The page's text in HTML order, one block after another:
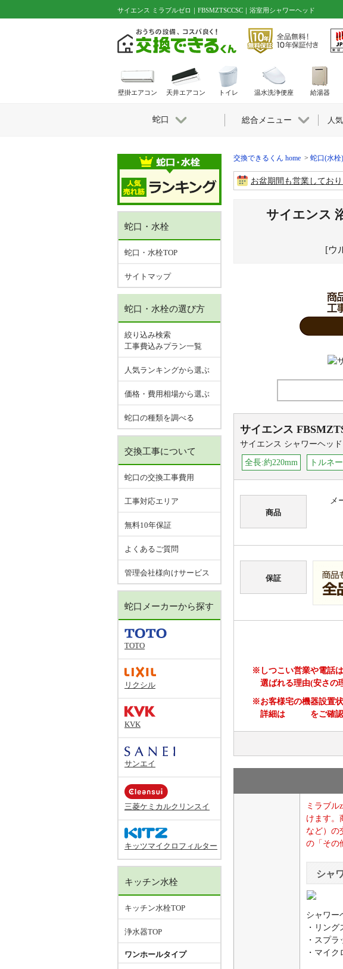
サイエンス ミラブルゼロ｜FBSMZTSCCSC｜浴室用シャワーヘッド
交換できるくん home 蛇口(水栓)
お盆期間も営業してお
サイエンス
[ウ
サイエンス
サイエンス シャワーヘッ
全長:約220mm トルネ
商品
メ
保証
※しつこい営業や電話
選ばれる理由(安さの
※お客様宅の機器設置
詳細は
をご確
ミラブル
けます。
など）の
の「その
シャ
シャワー
・リング
・スプ
・マイ
蛇口・水栓
蛇口・水栓TOP
サイトマップ
蛇口・水栓の選び方
絞り込み検索
工事費込みプラン一覧
人気ランキングから選ぶ
価格・費用相場から選ぶ
蛇口の種類を調べる
交換工事について
蛇口の交換工事費用
工事対応エリア
無料10年保証
よくあるご質問
管理会社様向けサービス
蛇口メーカーから探す
TOTO
リクシル
KVK
サンエイ
三菱ケミカルクリンスイ
キッツマイクロフィルター
キッチン水栓
キッチン水栓TOP
浄水器TOP
ワンホールタイプ
壁掛エアコン 天井エアコン トイレ 温水洗浄便座 給湯器
蛇口 総合メニュー 人